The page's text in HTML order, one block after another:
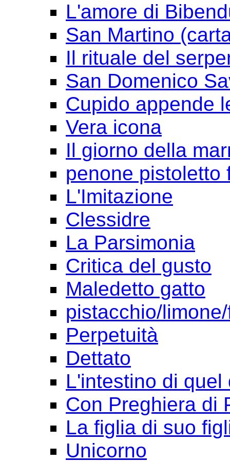
L'amore di
San Martino
Il rituale del
San Domenico
Cupido appende
Vera icona
Il giorno della
penone pistoletto
L'Imitazione
Clessidre
La Parsimonia
Critica del gusto
Maledetto gatto
pistacchio/
Perpetuità
Dettato
L'intestino di
Con Preghiera di
La figlia di suo
Unicorno